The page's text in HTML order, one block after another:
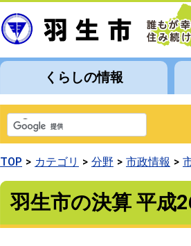
くらしの情報
TOP カテゴリ 分野 市政情報
羽生市の決算 平成